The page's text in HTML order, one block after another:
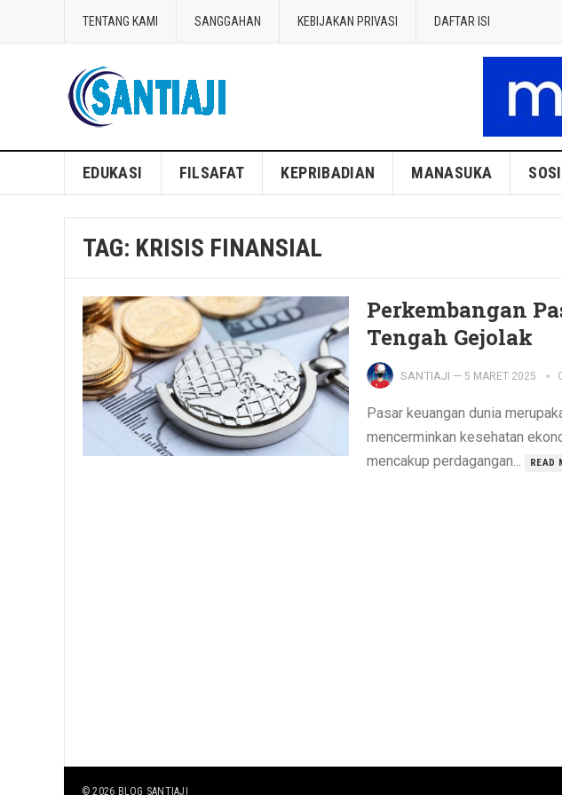
TENTANG KAMI SANGGAHAN KEBIJAKAN PRIVASI DAFTAR ISI
Blog Santiaji
EDUKASI FILSAFAT KEPRIBADIAN MANASUKA
TAG: KRISIS FINANSIAL
Perkembangan
Tengah Gejolak
SANTIAJI — 5 MARET 2025
Pasar keuangan dunia
mencerminkan kesehatan
mencakup perdagangan...
READ
© 2026 BLOG SANTIAJI